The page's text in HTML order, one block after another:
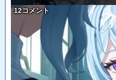
12コメント